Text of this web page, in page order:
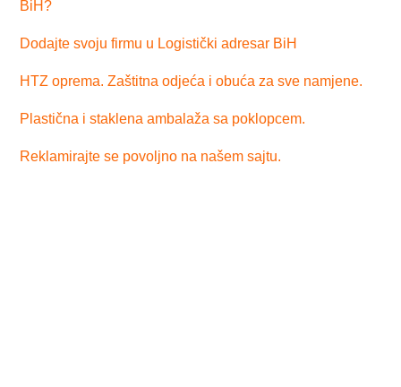
BiH?
Dodajte svoju firmu u Logistički adresar BiH
HTZ oprema. Zaštitna odjeća i obuća za sve namjene.
Plastična i staklena ambalaža sa poklopcem.
Reklamirajte se povoljno na našem sajtu.